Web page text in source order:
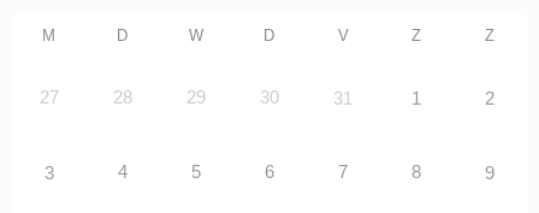
M D W D V Z Z
27 28 29 30 31 1 2
3 4 5 6 7 8 9